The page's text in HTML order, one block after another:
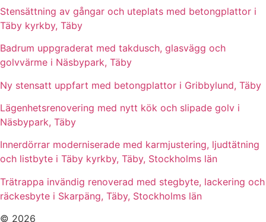
Stensättning av gångar och uteplats med betongplattor i
Täby kyrkby, Täby
Badrum uppgraderat med takdusch, glasvägg och
golvvärme i Näsbypark, Täby
Ny stensatt uppfart med betongplattor i Gribbylund, Täby
Lägenhetsrenovering med nytt kök och slipade golv i
Näsbypark, Täby
Innerdörrar moderniserade med karmjustering, ljudtätning
och listbyte i Täby kyrkby, Täby, Stockholms län
Trätrappa invändig renoverad med stegbyte, lackering och
räckesbyte i Skarpäng, Täby, Stockholms län
© 2026